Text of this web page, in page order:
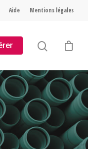
Aide Mentions légales